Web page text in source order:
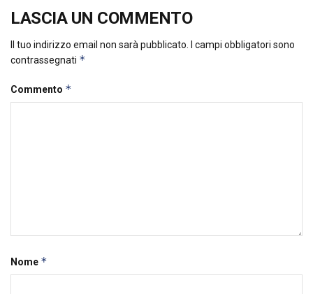
LASCIA UN COMMENTO
Il tuo indirizzo email non sarà pubblicato.
I campi obbligatori sono
contrassegnati *
Commento *
Nome *